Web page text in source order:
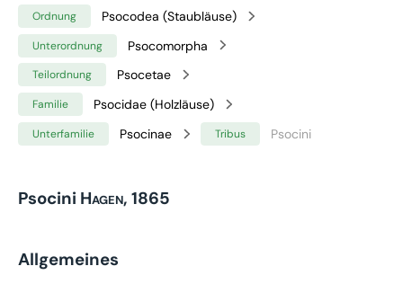
Ordnung Psocodea (Staubläuse)
Unterordnung Psocomorpha
Teilordnung Psocetae
Familie Psocidae (Holzläuse)
Unterfamilie Psocinae Tribus Psocini
Psocini Hagen, 1865
Allgemeines